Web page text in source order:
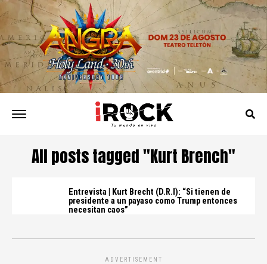
All posts tagged "Kurt Brench"
Entrevista | Kurt Brecht (D.R.I): “Si tienen de
presidente a un payaso como Trump entonces
necesitan caos”
ADVERTISEMENT